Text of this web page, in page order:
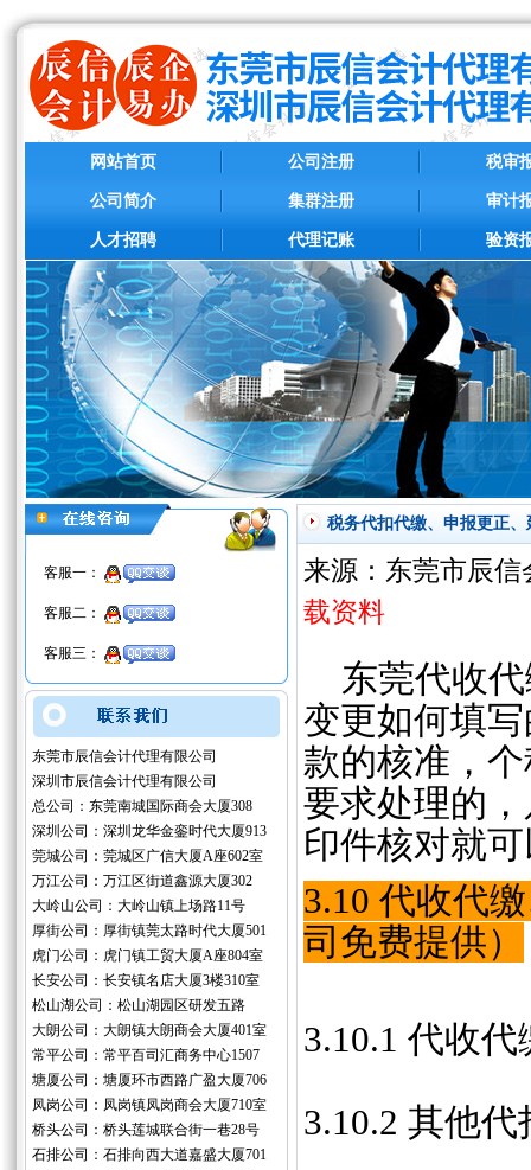
网站首页
公司简介
人才招聘
公司注册
集群注册
代理记账
税审
审计
验资
客服一：
客服二：
客服三：
东莞市辰信会计代理有限公司
深圳市辰信会计代理有限公司
总公司：东莞南城国际商会大厦308
深圳公司：深圳龙华金銮时代大厦913
莞城公司：莞城区广信大厦A座602室
万江公司：万江区街道鑫源大厦302
大岭山公司：大岭山镇上场路11号
厚街公司：厚街镇莞太路时代大厦501
虎门公司：虎门镇工贸大厦A座804室
长安公司：长安镇名店大厦3楼310室
松山湖公司：松山湖园区研发五路
大朗公司：大朗镇大朗商会大厦401室
常平公司：常平百司汇商务中心1507
塘厦公司：塘厦环市西路广盈大厦706
凤岗公司：凤岗镇凤岗商会大厦710室
桥头公司：桥头莲城联合街一巷28号
石排公司：石排向西大道嘉盛大厦701
税务代扣代缴、申报更正
来源：东莞市辰
载资料
东莞代收代
变更如何填
款的核准，
要求处理的
印件核对就
3.10 代收代
司免费提供）
3.10.1 代收
3.10.2 其他